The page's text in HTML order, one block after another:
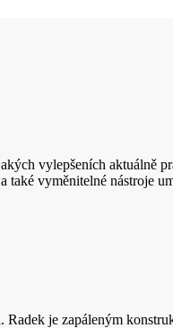
vylepšeních aktuálně
vyměnitelné nástroje
je zapáleným